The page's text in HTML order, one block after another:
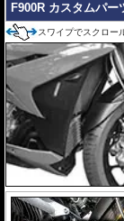
F900R カスタムパー
スワイプでスクロー